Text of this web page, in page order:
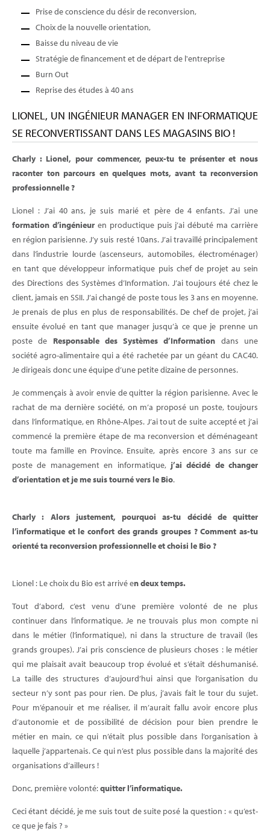
Prise de conscience du désir de reconversion,
Choix de la nouvelle orientation,
Baisse du niveau de vie
Stratégie de financement et de départ de l'entreprise
Burn Out
Reprise des études à 40 ans
LIONEL, UN INGÉNIEUR MANAGER EN INFORMATIQUE
SE RECONVERTISSANT DANS LES MAGASINS BIO !
Charly : Lionel, pour commencer, peux-tu te présenter et nous
raconter ton parcours en quelques mots, avant ta reconversion
professionnelle ?
Lionel : J’ai 40 ans, je suis marié et père de 4 enfants. J’ai une
formation d’ingénieuren productique puis j’ai débuté ma carrière
en région parisienne. J’y suis resté 10ans. J’ai travaillé principalement
dans l’industrie lourde (ascenseurs, automobiles, électroménager)
en tant que développeur informatique puis chef de projet au sein
des Directions des Systèmes d’Information. J’ai toujours été chez le
client, jamais en SSII. J’ai changé de poste tous les 3 ans en moyenne.
Je prenais de plus en plus de responsabilités. De chef de projet, j’ai
ensuite évolué en tant que manager jusqu’à ce que je prenne un
poste de Responsable des Systèmes d’Information dans une
société agro-alimentaire qui a été rachetée par un géant du CAC40.
Je dirigeais donc une équipe d’une petite dizaine de personnes.
Je commençais à avoir envie de quitter la région parisienne. Avec le
rachat de ma dernière société, on m’a proposé un poste, toujours
dans l’informatique, en Rhône-Alpes. J’ai tout de suite accepté et j’ai
commencé la première étape de ma reconversion et déménageant
toute ma famille en Province. Ensuite, après encore 3 ans sur ce
poste de management en informatique, j’ai décidé de changer
d’orientation et je me suis tourné vers le Bio.
Charly : Alors justement, pourquoi as-tu décidé de quitter
l’informatique et le confort des grands groupes ? Comment as-tu
orienté ta reconversion professionnelle et choisi le Bio ?
Lionel : Le choix du Bio est arrivé en deux temps.
Tout d’abord, c’est venu d’une première volonté de ne plus
continuer dans l’informatique. Je ne trouvais plus mon compte ni
dans le métier (l’informatique), ni dans la structure de travail (les
grands groupes). J’ai pris conscience de plusieurs choses : le métier
qui me plaisait avait beaucoup trop évolué et s’était déshumanisé.
La taille des structures d’aujourd’hui ainsi que l’organisation du
secteur n’y sont pas pour rien. De plus, j’avais fait le tour du sujet.
Pour m’épanouir et me réaliser, il m’aurait fallu avoir encore plus
d’autonomie et de possibilité de décision pour bien prendre le
métier en main, ce qui n’était plus possible dans l’organisation à
laquelle j’appartenais. Ce qui n’est plus possible dans la majorité des
organisations d’ailleurs !
Donc, première volonté:quitter l’informatique.
Ceci étant décidé, je me suis tout de suite posé la question : « qu’est-
ce que je fais ? »